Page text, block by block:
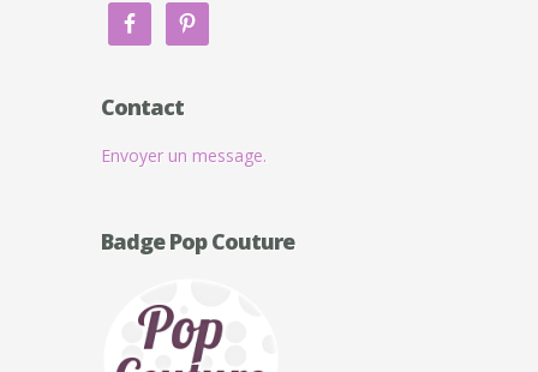
Contact
Envoyer un message.
Badge Pop Couture